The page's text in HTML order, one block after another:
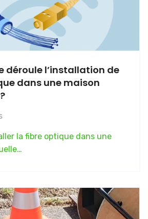
déroule l’installation de
dans une maison
la fibre optique dans une